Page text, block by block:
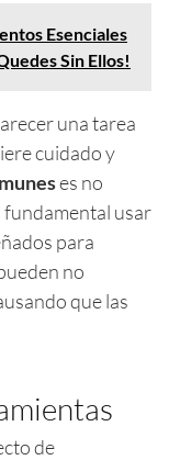
Esenciales
Sin Ellos!
una tarea
cuidado y
es no
fundamental usar
para
no
que las
de